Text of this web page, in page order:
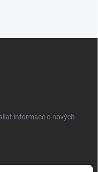
informace o nových